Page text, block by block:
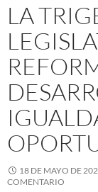
LA
18 DE MAYO DE
COMENTARIO